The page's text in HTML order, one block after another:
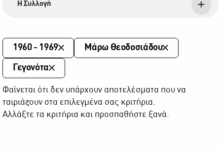
Η Συλλογή
1960 - 1969 Μάρω Θεοδοσιάδου
Γεγονότα
Φαίνεται ότι δεν υπάρχουν αποτελέσματα που να
ταιριάζουν στα επιλεγμένα σας κριτήρια.
Αλλάξτε τα κριτήρια και προσπαθήστε ξανά.